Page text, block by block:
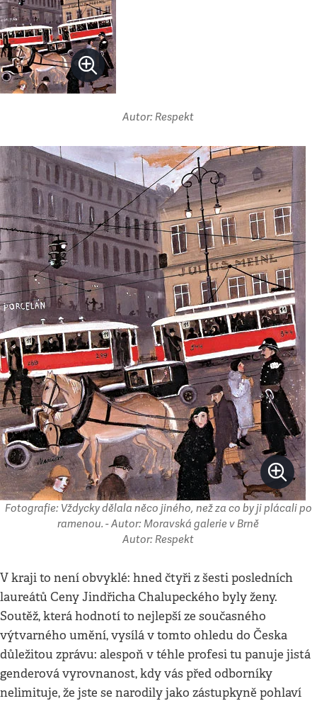
Autor: Respekt
Fotografie: Vždycky dělala něco jiného, než za co by ji plácali po
ramenou. - Autor: Moravská galerie v Brně
Autor: Respekt
V kraji to není obvyklé: hned čtyři z šesti posledních
laureátů Ceny Jindřicha Chalupeckého byly ženy.
Soutěž, která hodnotí to nejlepší ze současného
výtvarného umění, vysílá v tomto ohledu do Česka
důležitou zprávu: alespoň v téhle profesi tu panuje jistá
genderová vyrovnanost, kdy vás před odborníky
nelimituje, že jste se narodily jako zástupkyně pohlaví